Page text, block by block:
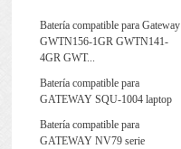
Batería compatible para Gateway
GWTN156-1GR GWTN141-
4GR GWT...
Batería compatible para
GATEWAY SQU-1004 laptop
Batería compatible para
GATEWAY NV79 serie